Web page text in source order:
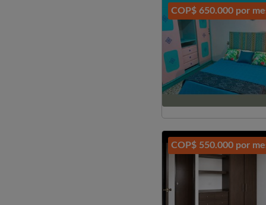
COP$ 650.000 por
COP$ 550.000 por